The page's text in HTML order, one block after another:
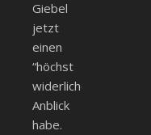
Giebel
jetzt
einen
“höchst
widerlichen”
Anblick
habe.